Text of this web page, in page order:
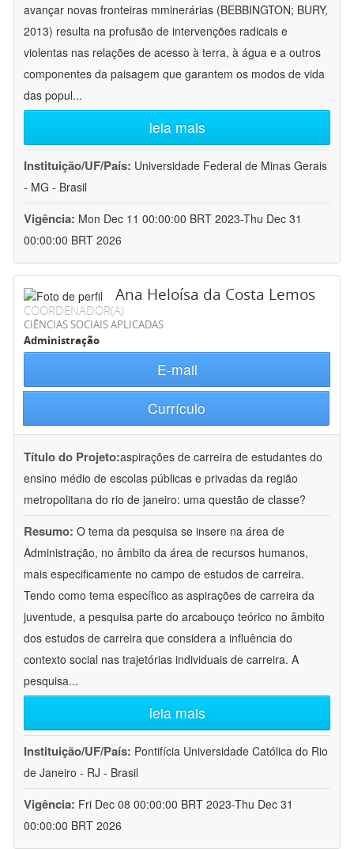
avançar novas fronteiras mminerárias (BEBBINGTON; BURY,
2013) resulta na profusão de intervenções radicais e
violentas nas relações de acesso à terra, à água e a outros
componentes da paisagem que garantem os modos de vida
das popul...
leia mais
Instituição/UF/País: Universidade Federal de Minas Gerais
- MG - Brasil
Vigência: Mon Dec 11 00:00:00 BRT 2023-Thu Dec 31
00:00:00 BRT 2026
Ana Heloísa da Costa Lemos
COORDENADOR(A)
CIÊNCIAS SOCIAIS APLICADAS
Administração
E-mail
Currículo
Título do Projeto:aspirações de carreira de estudantes do
ensino médio de escolas públicas e privadas da região
metropolitana do rio de janeiro: uma questão de classe?
Resumo: O tema da pesquisa se insere na área de
Administração, no âmbito da área de recursos humanos,
mais especificamente no campo de estudos de carreira.
Tendo como tema específico as aspirações de carreira da
juventude, a pesquisa parte do arcabouço teórico no âmbito
dos estudos de carreira que considera a influência do
contexto social nas trajetórias individuais de carreira. A
pesquisa...
leia mais
Instituição/UF/País: Pontifícia Universidade Católica do Rio
de Janeiro - RJ - Brasil
Vigência: Fri Dec 08 00:00:00 BRT 2023-Thu Dec 31
00:00:00 BRT 2026